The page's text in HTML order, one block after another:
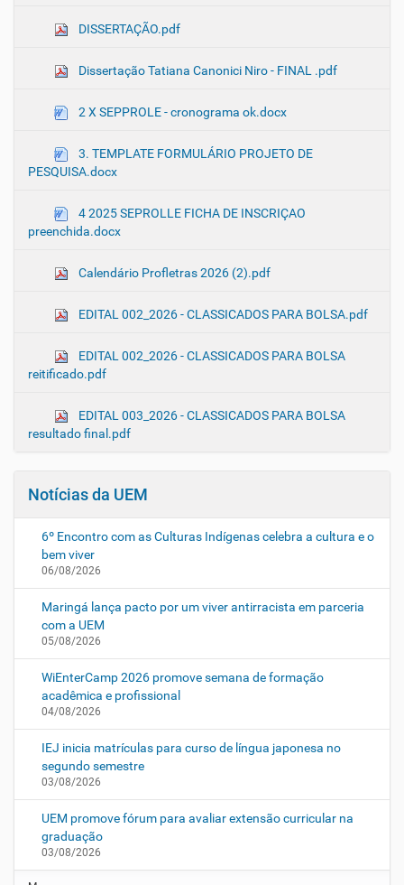
DISSERTAÇÃO.pdf
Dissertação Tatiana Canonici Niro - FINAL .pdf
2 X SEPPROLE - cronograma ok.docx
3. TEMPLATE FORMULÁRIO PROJETO DE
PESQUISA.docx
4 2025 SEPROLLE FICHA DE INSCRIÇAO
preenchida.docx
Calendário Profletras 2026 (2).pdf
EDITAL 002_2026 - CLASSICADOS PARA BOLSA.pdf
EDITAL 002_2026 - CLASSICADOS PARA BOLSA
reitificado.pdf
EDITAL 003_2026 - CLASSICADOS PARA BOLSA
resultado final.pdf
Notícias da UEM
6º Encontro com as Culturas Indígenas celebra a cultura e o
bem viver
06/08/2026
Maringá lança pacto por um viver antirracista em parceria
com a UEM
05/08/2026
WiEnterCamp 2026 promove semana de formação
acadêmica e profissional
04/08/2026
IEJ inicia matrículas para curso de língua japonesa no
segundo semestre
03/08/2026
UEM promove fórum para avaliar extensão curricular na
graduação
03/08/2026